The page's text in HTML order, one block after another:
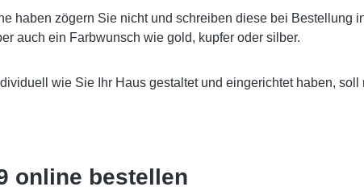
haben zögern Sie nicht und schreiben diese bei Bestellung
auch ein Farbwunsch wie gold, kupfer oder silber.
wie Sie Ihr Haus gestaltet und eingerichtet haben,
online bestellen